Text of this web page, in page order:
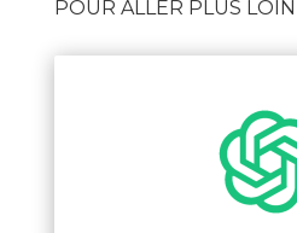
POUR ALLER PLUS LOIN